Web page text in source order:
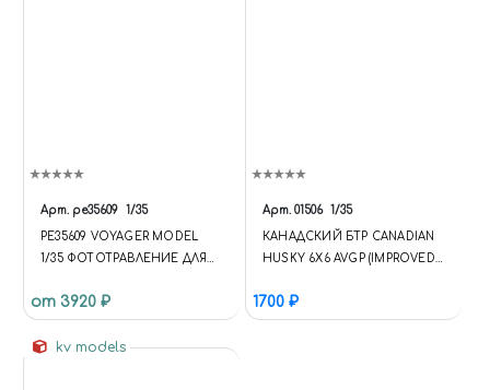
Арт. pe35609 1/35
PE35609 VOYAGER MODEL
1/35 ФОТОТРАВЛЕНИЕ ДЛЯ
РОССИЙСКОГО ТАНКА ТИП
62 ERA MEDIUM TANK
MOD.1962 БАЗОВЫЙ
от 3920 ₽
Арт. 01506 1/35
КАНАДСКИЙ БТР CANADIAN
HUSKY 6X6 AVGP (IMPROVED
(TRUMPETER 01506) АКЦИИ,
СПЕЦПРЕДЛОЖЕНИЯ
1700 ₽
kv models